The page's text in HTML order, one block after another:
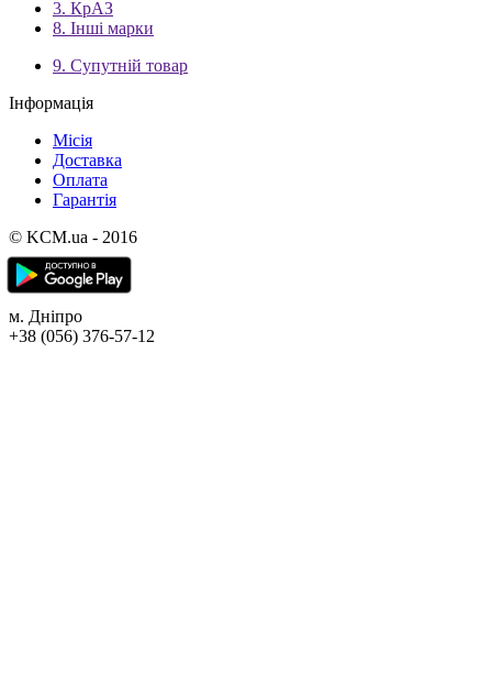
3. КрАЗ
8. Інші марки
9. Супутній товар
Інформація
Місія
Доставка
Оплата
Гарантія
© KCM.ua - 2016
м. Дніпро
+38 (056) 376-57-12